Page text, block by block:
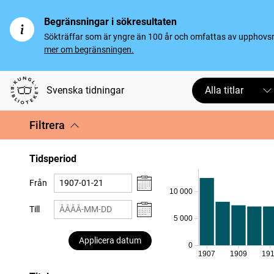
Begränsningar i sökresultaten
Sökträffar som är yngre än 100 år och omfattas av
mer om begränsningen.
Svenska tidningar Alla titlar
Filtrera
Tidsperiod
Från
Till
Applicera datum
0
5 000
10 000
1907 1909